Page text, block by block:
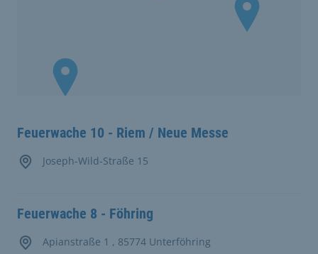
Feuerwache 10 - Riem / Neue Messe
Joseph-Wild-Straße 15
Feuerwache 8 - Föhring
Apianstraße 1 , 85774 Unterföhring